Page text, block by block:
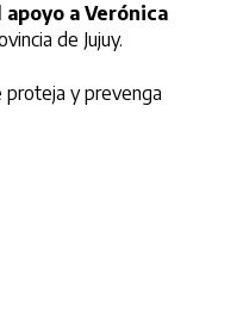
a Verónica
de Jujuy.
proteja y prevenga